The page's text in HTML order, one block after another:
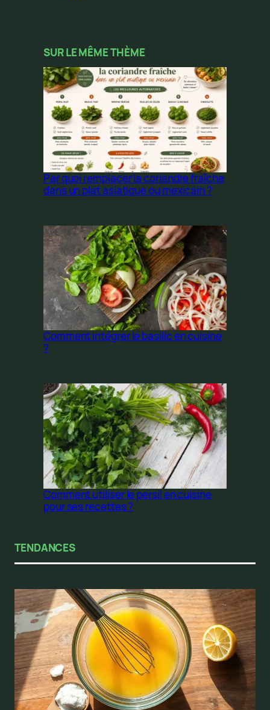
SUR LE MÊME THÈME
Par quoi remplacer la coriandre fraîche
dans un plat asiatique ou mexicain ?
Comment intégrer le basilic en cuisine
?
Comment utiliser le persil en cuisine
pour ses recettes ?
TENDANCES